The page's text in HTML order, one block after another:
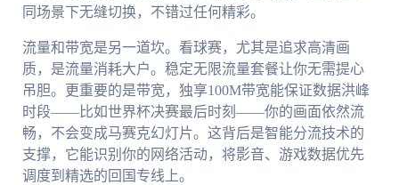
同场景下无缝切换，不错过任何精彩。
流量和带宽是另一道坎。看球赛，尤其是追求高清画
质，是流量消耗大户。稳定无限流量套餐让你无需提心
吊胆。更重要的是带宽，独享100M带宽能保证数据洪峰
时段——比如世界杯决赛最后时刻——你的画面依然流
畅，不会变成马赛克幻灯片。这背后是智能分流技术的
支撑，它能识别你的网络活动，将影音、游戏数据优先
调度到精选的回国专线上。